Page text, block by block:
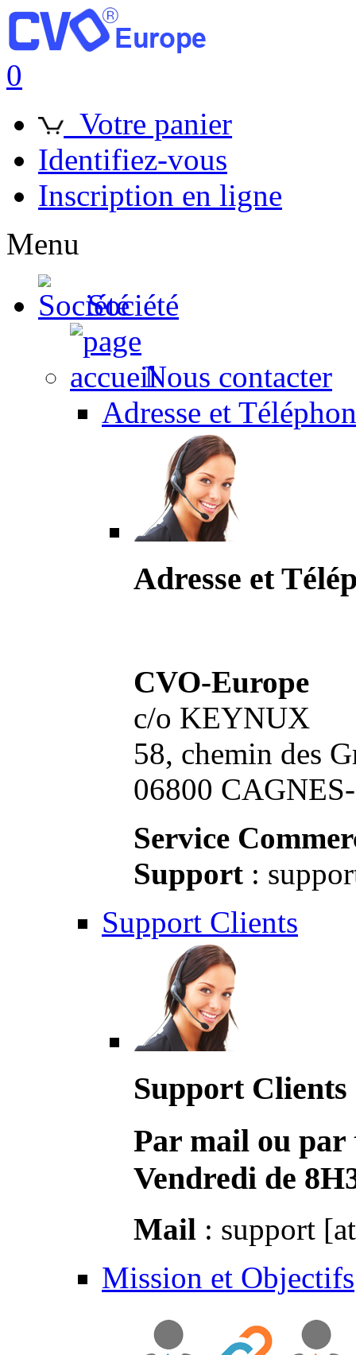
0
Votre panier
Identifiez-vous
Inscription en ligne
Menu
Société
Nous contacter
Adresse et
Adresse et
CVO-Europe
c/o KEYNUX
58, chemin des
06800
Service
Support :
Support Clients
Support Clients
Par mail ou par
Vendredi de
Mail : support
Mission et Objectifs